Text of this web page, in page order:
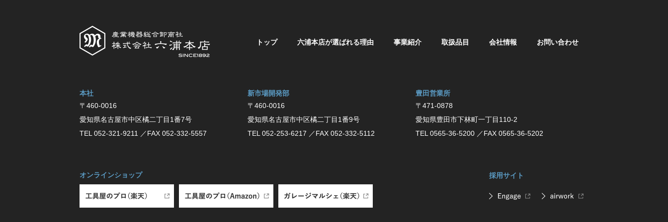
トップ 六浦本店が選ばれる理由 事業紹介 取扱品目 会社情報 お問い合わせ
本社
〒460-0016
愛知県名古屋市中区橘⼆丁⽬1番7号
TEL 052-321-9211
／FAX 052-332-5557
新市場開発部
〒460-0016
愛知県名古屋市中区橘二丁目1番9号
TEL 052-253-6217 ／FAX 052-332-5112
豊⽥営業所
〒471-0878
愛知県豊⽥市下林町⼀丁⽬110-2
TEL 0565-36-5200 ／FAX 0565-36-5202
オンラインショップ 採用サイト